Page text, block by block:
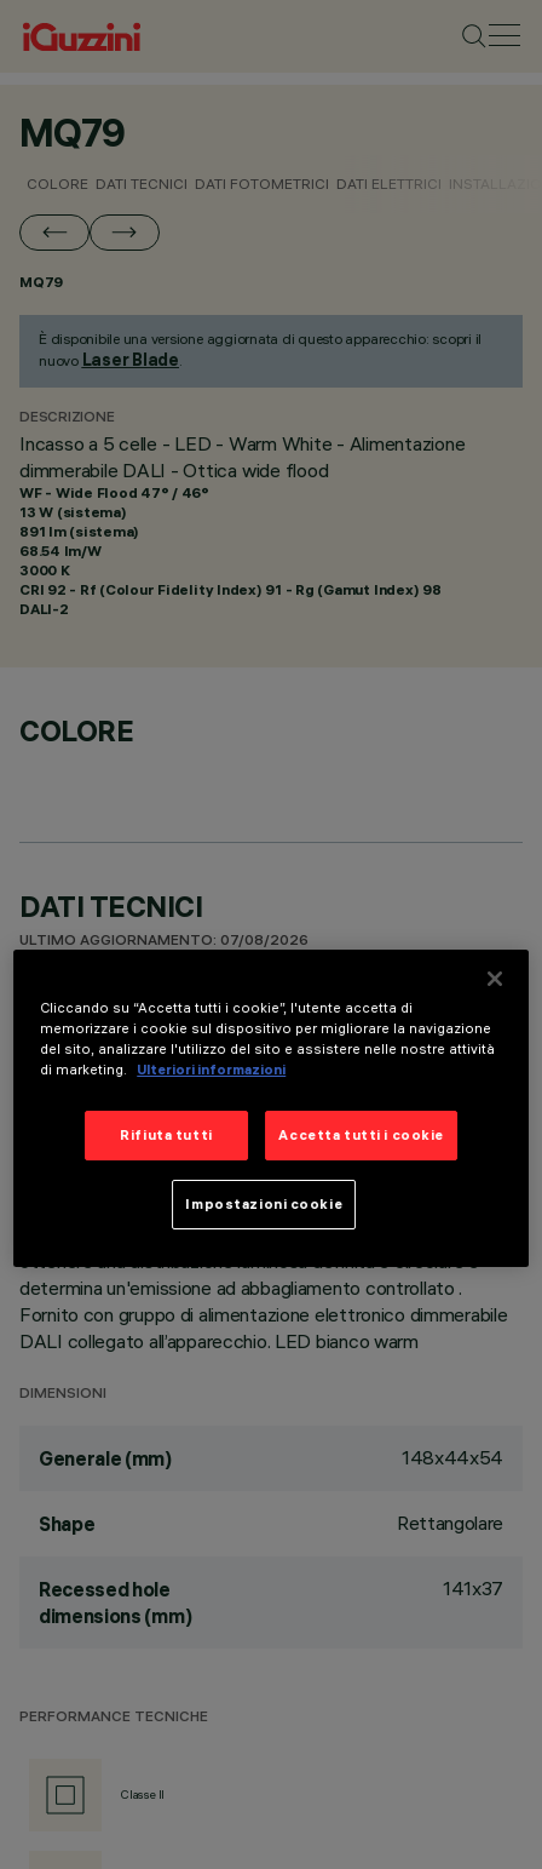
MQ79
COLORE DATI TECNICI DATI FOTOMETRICI DATI ELETTRICI
MQ79
È disponibile una versione aggiornata di questo apparecchio: scopri il
nuovo Laser Blade.
DESCRIZIONE
Incasso a 5 celle - LED - Warm White - Alimentazione
dimmerabile DALI - Ottica wide flood
WF - Wide Flood 47° / 46°
13 W (sistema)
891 lm (sistema)
68.54 lm/W
3000 K
CRI 92 - Rf (Colour Fidelity Index) 91 - Rg (Gamut Index) 98
DALI-2
COLORE
DATI TECNICI
ULTIMO AGGIORNAMENTO: 07/08/2026
DESCRIZIONE
apparecchio miniaturizzato ad incasso rettangolare a 5
elementi ottici con sorgenti LED - ottiche fisse - apertura
alluminio pressofuso, versione con cornice perimetrale di
battuta. Ottiche ad alta definizione in termoplastico
metallizzato, integrate in posizione arretrata nello schermo
antiabbagliamento nero; la composizione strutturale del
sistema ottico evita l’effetto puntiforme, permette di
ottenere una distribuzione luminosa definita e circolare e
determina un'emissione ad abbagliamento controllato .
Fornito con gruppo di alimentazione elettronico dimmerabile
DALI collegato all’apparecchio. LED bianco warm
DIMENSIONI
Generale (mm) 148x44x54
Shape Rettangolare
Recessed hole
dimensions (mm)
141x37
PERFORMANCE TECNICHE
Classe II
Cliccando su “Accetta tutti i cookie”, l'utente accetta di
memorizzare i cookie sul dispositivo per migliorare la navigazione
del sito, analizzare l'utilizzo del sito e assistere nelle nostre attività
di marketing.
Ulteriori informazioni
Rifiuta tutti Accetta tutti i cookie
Impostazioni cookie